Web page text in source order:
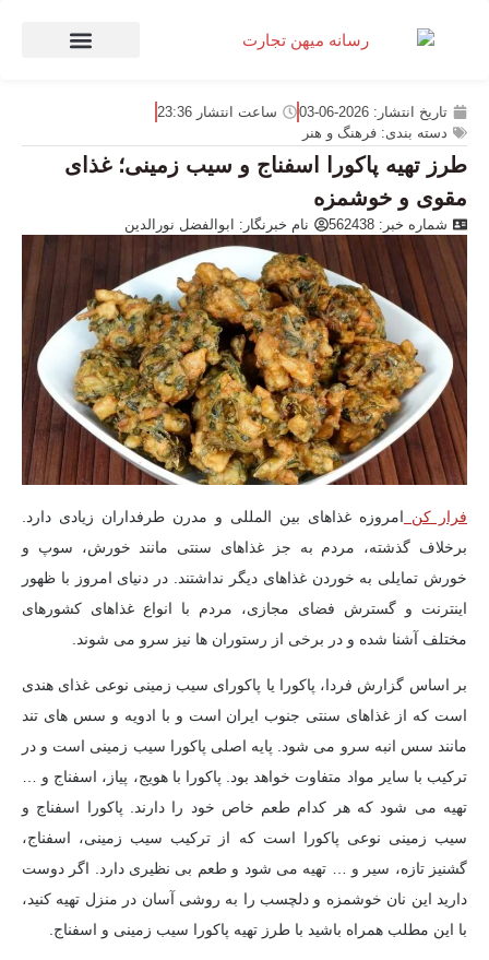
تاریخ انتشار: 2026-06-03 ساعت انتشار 23:36
دسته بندی: فرهنگ و هنر
طرز تهیه پاکورا اسفناج و سیب زمینی؛ غذای
مقوی و خوشمزه
شماره خبر: 562438 نام خبرنگار: ابوالفضل نورالدین
فرار کن امروزه غذاهای بین المللی و مدرن طرفداران زیادی دارد.
برخلاف گذشته، مردم به جز غذاهای سنتی مانند خورش، سوپ و
خورش تمایلی به خوردن غذاهای دیگر نداشتند. در دنیای امروز با ظهور
اینترنت و گسترش فضای مجازی، مردم با انواع غذاهای کشورهای
مختلف آشنا شده و در برخی از رستوران ها نیز سرو می شوند.
بر اساس گزارش فردا، پاکورا یا پاکورای سیب زمینی نوعی غذای هندی
است که از غذاهای سنتی جنوب ایران است و با ادویه و سس های تند
مانند سس انبه سرو می شود. پایه اصلی پاکورا سیب زمینی است و در
ترکیب با سایر مواد متفاوت خواهد بود. پاکورا با هویج، پیاز، اسفناج و …
تهیه می شود که هر کدام طعم خاص خود را دارند. پاکورا اسفناج و
سیب زمینی نوعی پاکورا است که از ترکیب سیب زمینی، اسفناج،
گشنیز تازه، سیر و … تهیه می شود و طعم بی نظیری دارد. اگر دوست
دارید این نان خوشمزه و دلچسب را به روشی آسان در منزل تهیه کنید،
با این مطلب همراه باشید با طرز تهیه پاکورا سیب زمینی و اسفناج.